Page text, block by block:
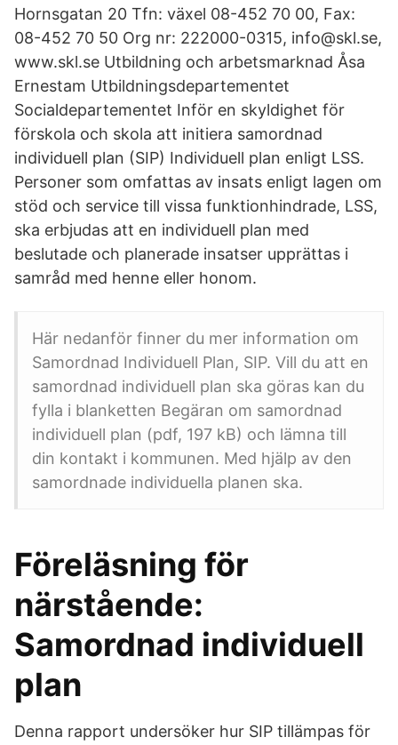
Hornsgatan 20 Tfn: växel 08-452 70 00, Fax:
08-452 70 50 Org nr: 222000-0315, info@skl.se,
www.skl.se Utbildning och arbetsmarknad Åsa
Ernestam Utbildningsdepartementet
Socialdepartementet Inför en skyldighet för
förskola och skola att initiera samordnad
individuell plan (SIP) Individuell plan enligt LSS.
Personer som omfattas av insats enligt lagen om
stöd och service till vissa funktionhindrade, LSS,
ska erbjudas att en individuell plan med
beslutade och planerade insatser upprättas i
samråd med henne eller honom.
Här nedanför finner du mer information om
Samordnad Individuell Plan, SIP. Vill du att en
samordnad individuell plan ska göras kan du
fylla i blanketten Begäran om samordnad
individuell plan (pdf, 197 kB) och lämna till
din kontakt i kommunen. Med hjälp av den
samordnade individuella planen ska.
Föreläsning för
närstående:
Samordnad individuell
plan
Denna rapport undersöker hur SIP tillämpas för